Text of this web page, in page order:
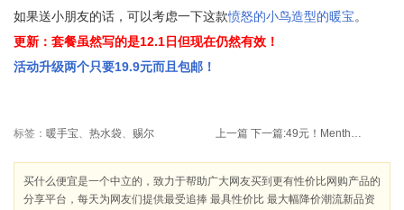
如果送小朋友的话，可以考虑一下这款愤怒的小鸟造型的暖宝。
更新：套餐虽然写的是12.1日但现在仍然有效 ！
活动升级两个只要19.9元而且包邮！
标签： 暖手宝、 热水袋、 赐尔 上一篇 下一篇: 49元！Mentholatum曼秀雷敦 肌研 极润保湿化妆水100ml
买什么便宜是一个中立的，致力于帮助广大网友买到更有性价比网购产品的
分享平台，每天为网友们提供最受追捧 最具性价比 最大幅降价潮流新品资